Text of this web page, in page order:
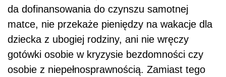
da dofinansowania do czynszu samotnej
matce, nie przekaże pieniędzy na wakacje dla
dziecka z ubogiej rodziny, ani nie wręczy
gotówki osobie w kryzysie bezdomności czy
osobie z niepełnosprawnością. Zamiast tego